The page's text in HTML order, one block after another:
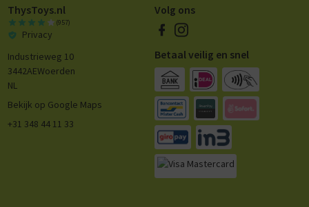
ThysToys.nl
(957)
Privacy
Industrieweg 10
3442AEWoerden
NL
Bekijk op Google Maps
+31 348 44 11 33
Volg ons
Betaal veilig en snel